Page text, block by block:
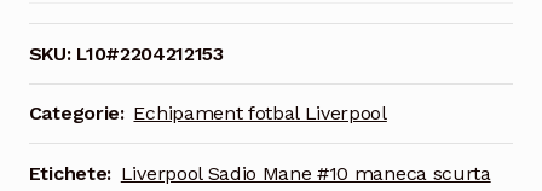
Tricou
SKU: L10#2204212153
Categorie: Echipament fotbal Liverpool
Etichete: Liverpool Sadio Mane #10 maneca scurta